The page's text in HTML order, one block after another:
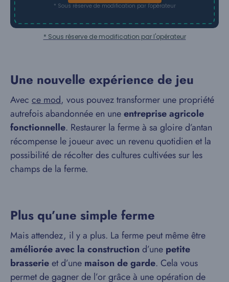
* Sous réserve de modification par l'opérateur
* Sous réserve de modification par l'opérateur
Une nouvelle expérience de jeu
Avec ce mod, vous pouvez transformer une propriété
autrefois abandonnée en uneentreprise agricole
fonctionnelle. Restaurer la ferme à sa gloire d’antan
récompense le joueur avec un revenu quotidien et la
possibilité de récolter des cultures cultivées sur les
champs de la ferme.
Plus qu’une simple ferme
Mais attendez, il y a plus. La ferme peut même être
améliorée avec la constructiond’une petite
brasserieet d’une maison de garde. Cela vous
permet de gagner de l’or grâce à une opération de